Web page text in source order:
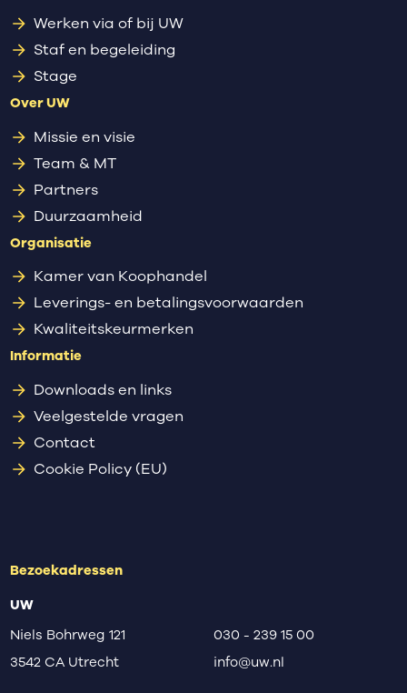
Werken via of bij UW
Staf en begeleiding
Stage
Over UW
Missie en visie
Team & MT
Partners
Duurzaamheid
Organisatie
Kamer van Koophandel
Leverings- en betalingsvoorwaarden
Kwaliteitskeurmerken
Informatie
Downloads en links
Veelgestelde vragen
Contact
Cookie Policy (EU)
Bezoekadressen
UW
Niels Bohrweg 121
3542 CA Utrecht
030 - 239 15 00
info@uw.nl